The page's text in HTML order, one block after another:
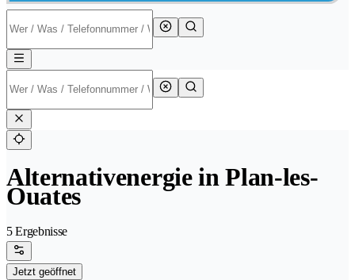
Alternativenergie in Plan-les-
Ouates
5 Ergebnisse
Jetzt geöffnet